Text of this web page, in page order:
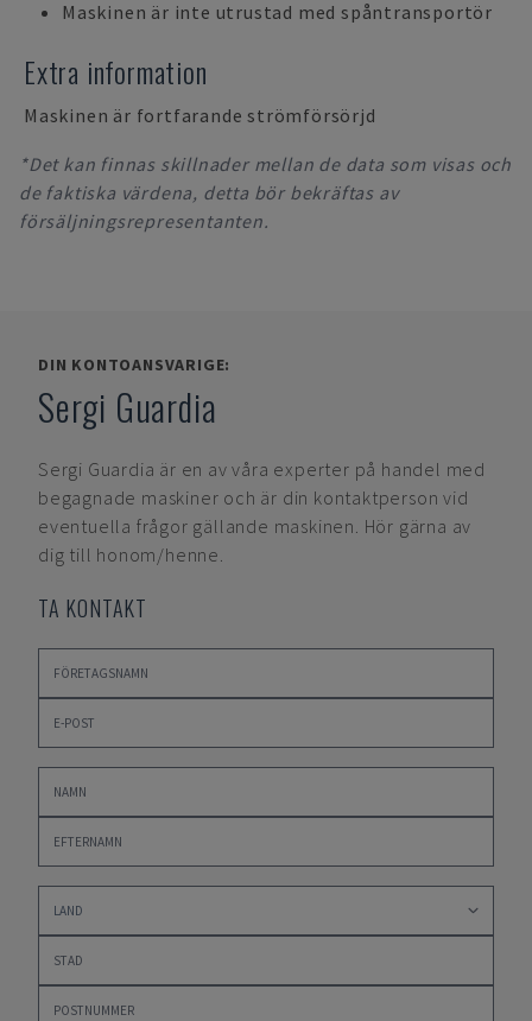
Maskinen är inte utrustad med spåntransportör
Extra information
Maskinen är fortfarande strömförsörjd
*Det kan finnas skillnader mellan de data som visas och
de faktiska värdena, detta bör bekräftas av
försäljningsrepresentanten.
DIN KONTOANSVARIGE:
Sergi Guardia
Sergi Guardia är en av våra experter på handel med
begagnade maskiner och är din kontaktperson vid
eventuella frågor gällande maskinen. Hör gärna av
dig till honom/henne.
TA KONTAKT